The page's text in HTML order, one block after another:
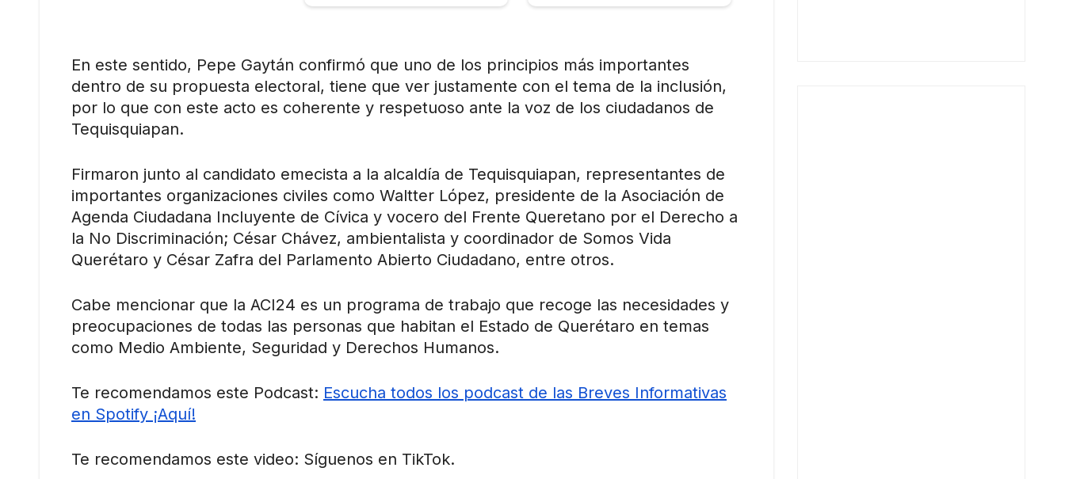
En este sentido, Pepe Gaytán confirmó que uno de los principios más importantes
dentro de su propuesta electoral, tiene que ver justamente con el tema de la inclusión,
por lo que con este acto es coherente y respetuoso ante la voz de los ciudadanos de
Tequisquiapan.
Firmaron junto al candidato emecista a la alcaldía de Tequisquiapan, representantes de
importantes organizaciones civiles como Waltter López, presidente de la Asociación de
Agenda Ciudadana Incluyente de Cívica y vocero del Frente Queretano por el Derecho a
la No Discriminación; César Chávez, ambientalista y coordinador de Somos Vida
Querétaro y César Zafra del Parlamento Abierto Ciudadano, entre otros.
Cabe mencionar que la ACI24 es un programa de trabajo que recoge las necesidades y
preocupaciones de todas las personas que habitan el Estado de Querétaro en temas
como Medio Ambiente, Seguridad y Derechos Humanos.
Te recomendamos este Podcast: Escucha todos los podcast de las Breves Informativas
en Spotify ¡Aquí!
Te recomendamos este video: Síguenos en TikTok.